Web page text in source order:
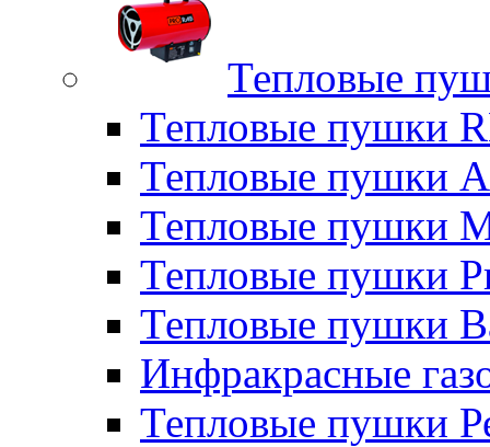
Тепловые
Тепловые пушки
Тепловые пушки
Тепловые пушки
Тепловые пушки
Тепловые пушки
Инфракрасные
Тепловые пушки